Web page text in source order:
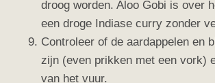
droog worden. Aloo Gobi is over
een droge Indiase curry zonder
Controleer of de aardappelen en
zijn (even prikken met een vork)
van het vuur.